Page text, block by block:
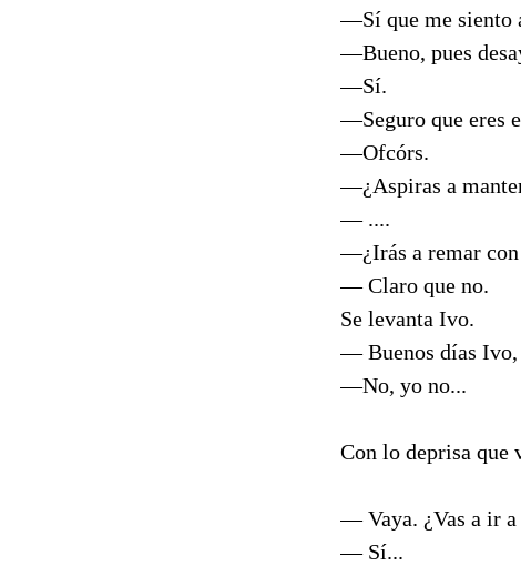
—Sí que me siento
—Bueno, pues
—Sí.
—Seguro que eres
—Ofcórs.
—¿Aspiras a
— ....
—¿Irás a remar con
— Claro que no.
Se levanta Ivo.
— Buenos días Ivo,
—No, yo no...
Con lo deprisa que
— Vaya. ¿Vas a ir a
— Sí...